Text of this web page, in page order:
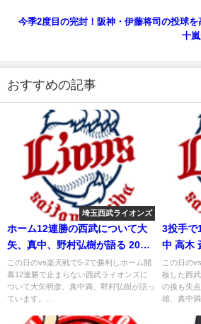
今季2度目の完封！阪神・伊藤将司の投球を
十
おすすめの記事
埼玉西武ライオンズ
ホーム12連勝の西武について大
矢、真中、野村弘樹が語る 2018
年4月30日
この日のvs楽天戦で5-2で勝利しホーム開
幕12連勝で止まらない西武ライオンズに
ついて大矢明彦、真中満、野村弘樹が語っ
ています。...
3投手で
中 高木
この日の
板した西
の後も失
雄、真中